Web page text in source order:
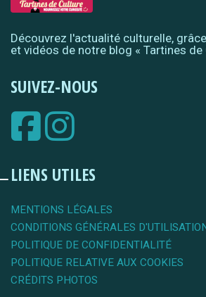
Découvrez l'actualité culturelle,
et vidéos de notre blog « Tartines de
SUIVEZ-NOUS
LIENS UTILES
MENTIONS LÉGALES
CONDITIONS GÉNÉRALES
POLITIQUE DE CONFIDENTIALITÉ
POLITIQUE RELATIVE AUX COOKIES
CRÉDITS PHOTOS